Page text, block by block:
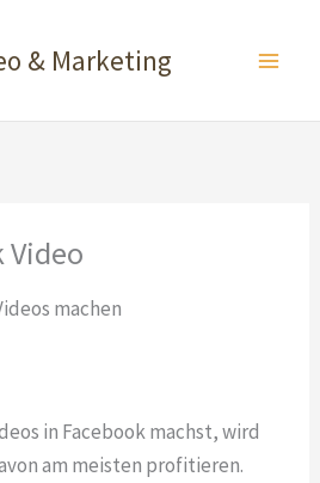
& Marketing
Video
machen
in Facebook machst, wird
am meisten profitieren.